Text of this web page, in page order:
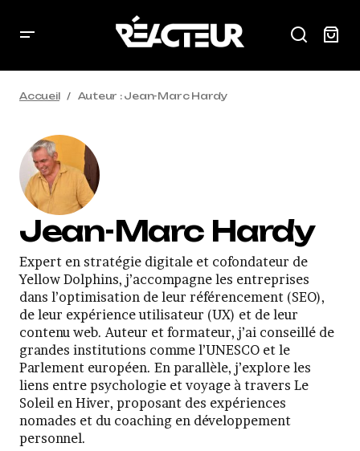
Accueil Auteur : Jean-Marc Hardy
Jean-Marc Hardy
Expert en stratégie digitale et cofondateur de
Yellow Dolphins, j’accompagne les entreprises
dans l’optimisation de leur référencement (SEO),
de leur expérience utilisateur (UX) et de leur
contenu web. Auteur et formateur, j’ai conseillé de
grandes institutions comme l’UNESCO et le
Parlement européen. En parallèle, j’explore les
liens entre psychologie et voyage à travers Le
Soleil en Hiver, proposant des expériences
nomades et du coaching en développement
personnel.